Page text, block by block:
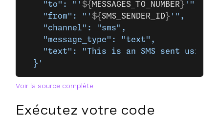
    "to": "'
${ MESSAGES_TO_NUMBER } '",
    "from": "'
${ SMS_SENDER_ID } '",
    "channel": "sms",
    "message_type": "text",
"text": "This is an SMS sent using
  }'
Voir la source complète
Exécutez votre code